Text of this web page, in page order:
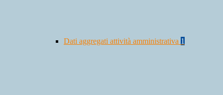
Dati aggregati attività amministrativa 1